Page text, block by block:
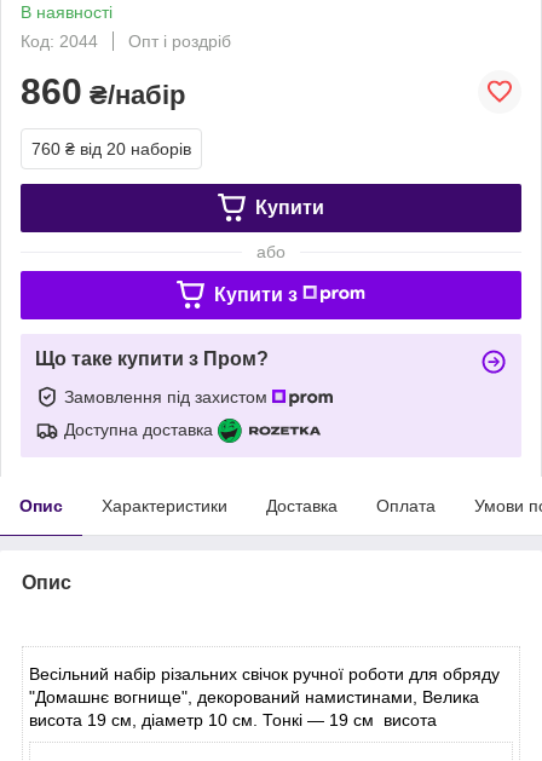
В наявності
Код: 2044
Опт і роздріб
860 ₴/набір
760 ₴ від 20 наборів
Купити
або
Купити з
Що таке купити з Пром?
Замовлення під захистом
Доступна доставка
Опис Характеристики Доставка Оплата Умови
Опис
Весільний набір різальних свічок ручної роботи для обряду
"Домашнє вогнище", декорований намистинами, Велика
висота 19 см, діаметр 10 см. Тонкі — 19 см висота